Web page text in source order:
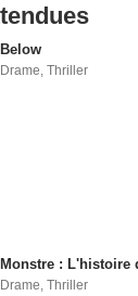
Below
Drame ,Thriller
Monstre : L'histoire
Drame,Thriller